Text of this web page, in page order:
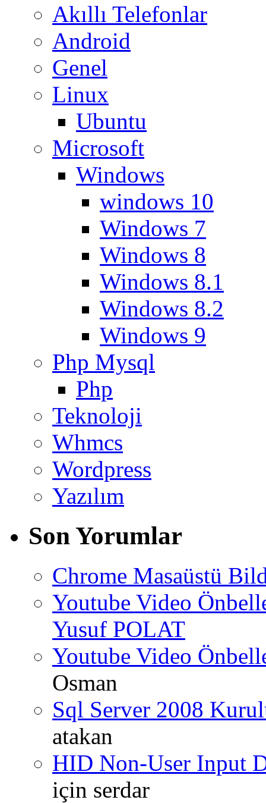
Akıllı Telefonlar
Android
Genel
Linux
Ubuntu
Microsoft
Windows
windows 10
Windows 7
Windows 8
Windows 8.1
Windows 8.2
Windows 9
Php Mysql
Php
Teknoloji
Whmcs
Wordpress
Yazılım
Son Yorumlar
Chrome Masaüstü
Youtube Video
Yusuf POLAT
Youtube Video
Osman
Sql Server 2008
atakan
HID Non-User Input
için serdar